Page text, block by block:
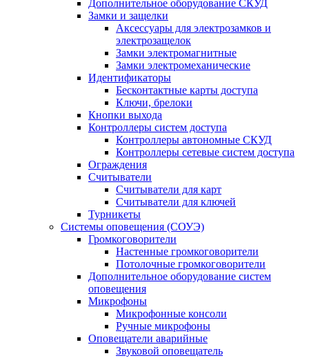
Дополнительное оборудование СКУД
Замки и защелки
Аксессуары для электрозамков и
электрозащелок
Замки электромагнитные
Замки электромеханические
Идентификаторы
Бесконтактные карты доступа
Ключи, брелоки
Кнопки выхода
Контроллеры систем доступа
Контроллеры автономные СКУД
Контроллеры сетевые систем доступа
Ограждения
Считыватели
Считыватели для карт
Считыватели для ключей
Турникеты
Системы оповещения (СОУЭ)
Громкоговорители
Настенные громкоговорители
Потолочные громкоговорители
Дополнительное оборудование систем
оповещения
Микрофоны
Микрофонные консоли
Ручные микрофоны
Оповещатели аварийные
Звуковой оповещатель